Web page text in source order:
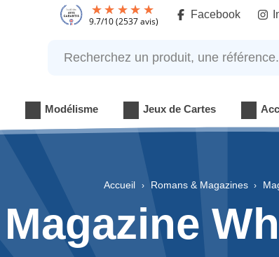
9.7 (2537 avis)
Facebook
Recherchez un produit, une référence...
Modélisme Jeux de Cartes
Accueil Romans & Magazines
Magazine